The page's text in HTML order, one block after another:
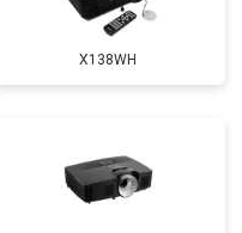
X138WH